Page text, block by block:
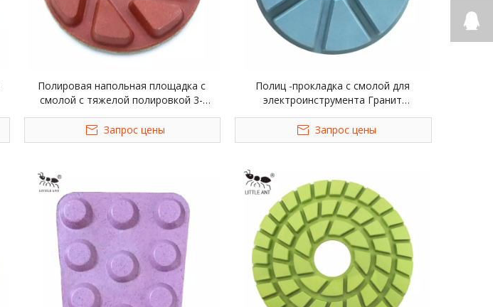
Полировая напольная площадка с
смолой с тяжелой полировкой 3-
дюймовой гранитный мраморный кварц
терраццо
Запрос цены
Полиц -прокладка с смолой для
электроинструмента Гранит
Мраморный Терраццо Кварц
Запрос цены